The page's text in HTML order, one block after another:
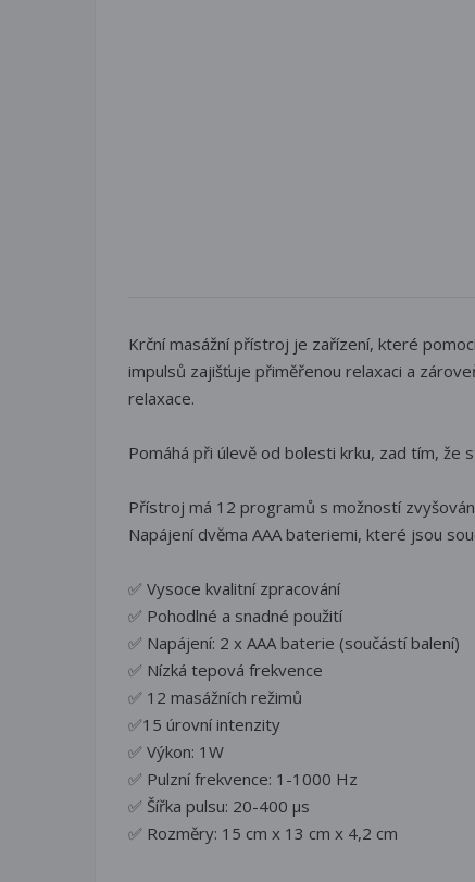
Krční masážní přístroj je zařízení, které
impulsů zajišťuje přiměřenou relaxaci a
relaxace.
Pomáhá při úlevě od bolesti krku, zad tím, že
Přístroj má 12 programů s možností
Napájení dvěma AAA bateriemi, které jsou
✅ Vysoce kvalitní zpracování
✅ Pohodlné a snadné použití
✅ Napájení: 2 x AAA baterie (součástí balení)
✅ Nízká tepová frekvence
✅ 12 masážních režimů
✅15 úrovní intenzity
✅ Výkon: 1W
✅ Pulzní frekvence: 1-1000 Hz
✅ Šířka pulsu: 20-400 μs
✅ Rozměry: 15 cm x 13 cm x 4,2 cm